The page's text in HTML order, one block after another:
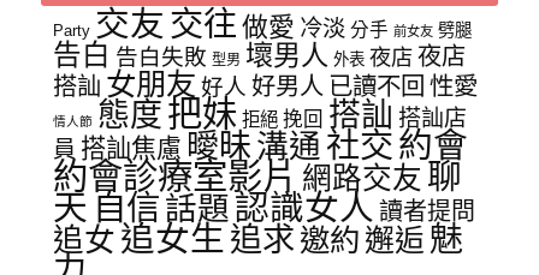
Party 交友 交往 做愛 冷淡 分手 前女友 劈腿
告白 告白失敗 型男 壞男人 外表 夜店夜店
搭訕 女朋友 好人 好男人 已讀不回 性愛
情人節 態度 把妹 拒絕 挽回 搭訕 搭訕店
員 搭訕焦慮 曖昧 溝通 社交約會
約會診療室影片 網路交友 聊
天 自信 話題 認識女人 讀者提問
追女 追女生 追求 邀約 邂逅 魅